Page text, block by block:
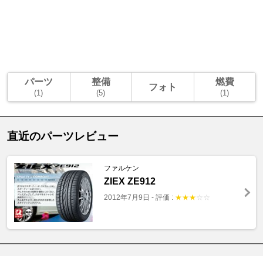
パーツ
(1)
整備
(5)
フォト 燃費
(1)
直近のパーツレビュー
ファルケン
ZIEX ZE912
2012年7月9日 - 評価 : ★★★ ☆ ☆